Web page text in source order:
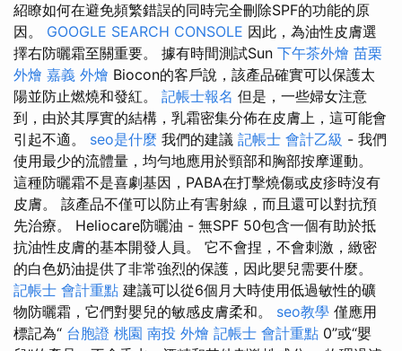
紹瞭如何在避免頻繁錯誤的同時完全刪除SPF的功能的原
因。 GOOGLE SEARCH CONSOLE 因此，為油性皮膚選
擇右防曬霜至關重要。 據有時間測試Sun 下午茶外燴 苗栗
外燴 嘉義 外燴 Biocon的客戶說，該產品確實可以保護太
陽並防止燃燒和發紅。 記帳士報名 但是，一些婦女注意
到，由於其厚實的結構，乳霜密集分佈在皮膚上，這可能會
引起不適。 seo是什麼 我們的建議 記帳士 會計乙級 - 我們
使用最少的流體量，均勻地應用於頸部和胸部按摩運動。
這種防曬霜不是喜劇基因，PABA在打擊燒傷或皮疹時沒有
皮膚。 該產品不僅可以防止有害射線，而且還可以對抗預
先治療。 Heliocare防曬油 - 無SPF 50包含一個有助於抵
抗油性皮膚的基本開發人員。 它不會捏，不會刺激，緻密
的白色奶油提供了非常強烈的保護，因此嬰兒需要什麼。
記帳士 會計重點 建議可以從6個月大時使用低過敏性的礦
物防曬霜，它們對嬰兒的敏感皮膚柔和。 seo教學 僅應用
標記為“ 台胞證 桃園 南投 外燴 記帳士 會計重點 0”或“嬰